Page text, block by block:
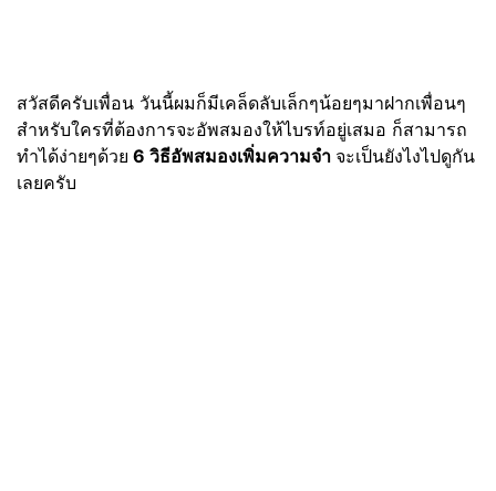
สวัสดีครับเพื่อน วันนี้ผมก็มีเคล็ดลับเล็กๆน้อยๆมาฝากเพื่อนๆ
สำหรับใครที่ต้องการจะอัพสมองให้ไบรท์อยู่เสมอ ก็สามารถ
ทำได้ง่ายๆด้วย 6 วิธีอัพสมองเพิ่มความจำ จะเป็นยังไงไปดูกัน
เลยครับ